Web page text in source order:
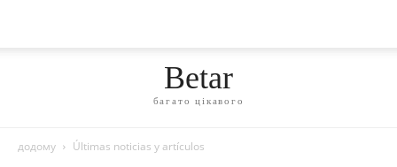
Betar
багато цікавого
додому Últimas noticias y artículos